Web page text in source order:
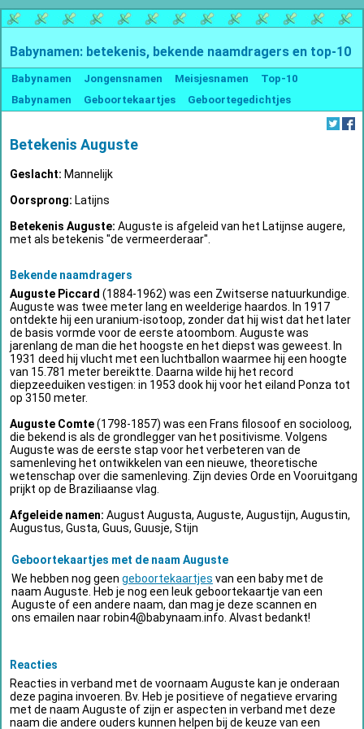
Babynamen: betekenis, bekende naamdragers en top-10
Babynamen Jongensnamen Meisjesnamen
Top-10
Babynamen
Geboortekaartjes Geboortegedichtjes
Betekenis Auguste
Geslacht: Mannelijk
Oorsprong: Latijns
Betekenis Auguste: Auguste is afgeleid van het Latijnse augere,
met als betekenis "de vermeerderaar".
Bekende naamdragers
Auguste Piccard (1884-1962) was een Zwitserse natuurkundige.
Auguste was twee meter lang en weelderige haardos. In 1917
ontdekte hij een uranium-isotoop, zonder dat hij wist dat het later
de basis vormde voor de eerste atoombom. Auguste was
jarenlang de man die het hoogste en het diepst was geweest. In
1931 deed hij vlucht met een luchtballon waarmee hij een hoogte
van 15.781 meter bereiktte. Daarna wilde hij het record
diepzeeduiken vestigen: in 1953 dook hij voor het eiland Ponza tot
op 3150 meter.
Auguste Comte(1798-1857) was een Frans filosoof en socioloog,
die bekend is als de grondlegger van het positivisme. Volgens
Auguste was de eerste stap voor het verbeteren van de
samenleving het ontwikkelen van een nieuwe, theoretische
wetenschap over die samenleving. Zijn devies Orde en Vooruitgang
prijkt op de Braziliaanse vlag.
Afgeleide namen: August Augusta, Auguste, Augustijn, Augustin,
Augustus, Gusta, Guus, Guusje, Stijn
Geboortekaartjes met de naam Auguste
We hebben nog geen geboortekaartjes van een baby met de
naam Auguste. Heb je nog een leuk geboortekaartje van een
Auguste of een andere naam, dan mag je deze scannen en
ons emailen naarrobin4@babynaam.info . Alvast bedankt!
Reacties
Reacties in verband met de voornaam Auguste kan je onderaan
deze pagina invoeren. Bv. Heb je positieve of negatieve ervaring
met de naam Auguste of zijn er aspecten in verband met deze
naam die andere ouders kunnen helpen bij de keuze van een